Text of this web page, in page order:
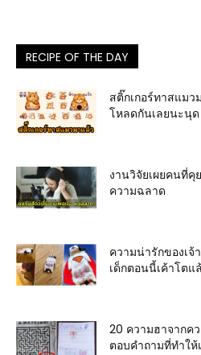
RECIPE OF THE DAY
สติ๊กเกอร์ทาสแม
โหลดกันเลยนะนุด
งานวิจัยเผยคนที่
ความฉลาด
ความน่ารักของเ
เด็กตอนนี้เค้าโตแ
20 ความฮาจากค
ตอบคำถามที่ทำให้